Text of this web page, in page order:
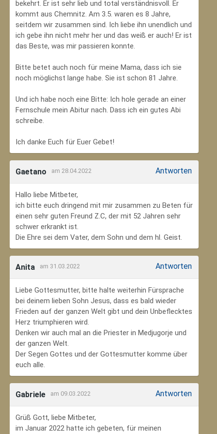
bekehrt. Er ist sehr lieb und total verständnisvoll. Er
kommt aus Chemnitz. Am 3.5. waren es 8 Jahre,
seitdem wir zusammen sind. Ich liebe ihn unendlich und
ich gebe ihn nicht mehr her und das weiß er auch! Er ist
das Beste, was mir passieren konnte.
Bitte betet auch noch für meine Mama, dass ich sie
noch möglichst lange habe. Sie ist schon 81 Jahre.
Und ich habe noch eine Bitte: Ich hole gerade an einer
Fernschule mein Abitur nach. Dass ich ein gutes Abi
schreibe.
Ich danke Euch für Euer Gebet!
Gaetano am 28.04.2022 Antworten
Hallo liebe Mitbeter,
ich bitte euch dringend mit mir zusammen zu Beten für
einen sehr guten Freund Z.C, der mit 52 Jahren sehr
schwer erkrankt ist.
Die Ehre sei dem Vater, dem Sohn und dem hl. Geist.
Anita am 31.03.2022 Antworten
Liebe Gottesmutter, bitte halte weiterhin Fürsprache
bei deinem lieben Sohn Jesus, dass es bald wieder
Frieden auf der ganzen Welt gibt und dein Unbeflecktes
Herz triumphieren wird.
Denken wir auch mal an die Priester in Medjugorje und
der ganzen Welt.
Der Segen Gottes und der Gottesmutter komme über
euch alle.
Gabriele am 09.03.2022 Antworten
Grüß Gott, liebe Mitbeter,
im Januar 2022 hatte ich gebeten, für meinen